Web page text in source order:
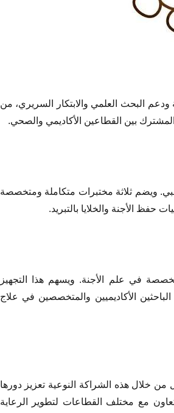
ودعم البحث العلمي والابتكار السريري، من
بين القطاعين الأكاديمي والصحي.
ويضم ثلاثة مختبرات متكاملة ومتخصصة
الأجنة والخلايا بالتبريد.
في علم الأجنة. ويسهم هذا التجهيز
الأكاديميين والمتخصصين في علاج
خلال هذه الشراكة النوعية تعزيز دورها
مع مختلف القطاعات لتطوير الرعاية